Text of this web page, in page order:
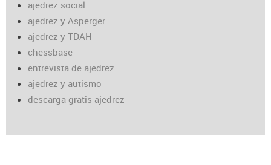
ajedrez social
ajedrez y Asperger
ajedrez y TDAH
chessbase
entrevista de ajedrez
ajedrez y autismo
descarga gratis ajedrez